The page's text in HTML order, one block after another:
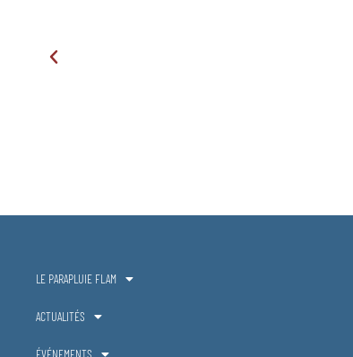
LE PARAPLUIE FLAM
ACTUALITÉS
ÉVÉNEMENTS